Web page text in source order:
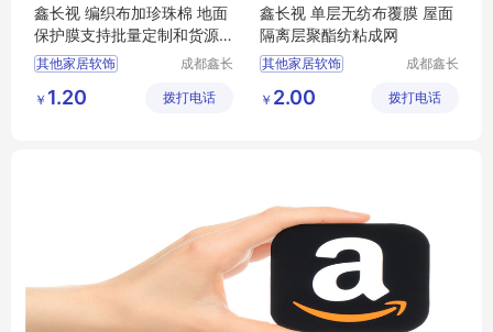
鑫长视 编织布加珍珠棉 地面
保护膜支持批量定制和货源
充足
其他家居软饰
成都鑫长
料有限公
￥ 1.20 拨打电话
鑫长视 单层无纺布覆膜 屋面
隔离层聚酯纺粘成网
其他家居软饰
成都鑫长
料有限公
￥ 2.00 拨打电话